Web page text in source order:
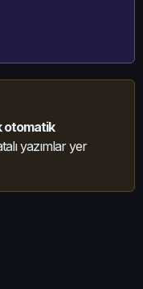
otomatik
yazımlar yer